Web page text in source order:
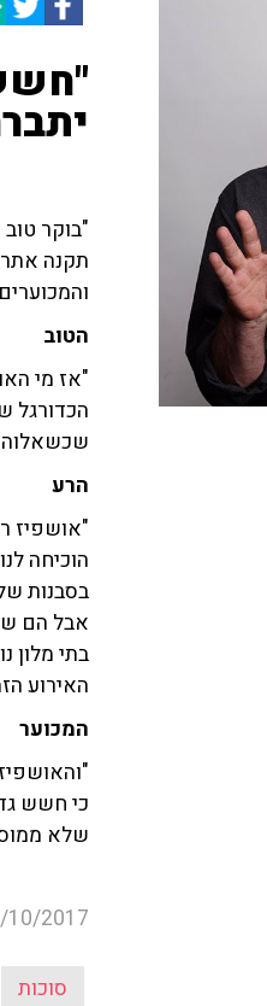
תקנה
הטוב
"אז מי
הכדורגל
הרע
"אושפיז
הוכיחה
בסבנות
אבל הם
בתי מלון
האירוע
המכוער
כי חשש
שלא
10/2017
סוכות